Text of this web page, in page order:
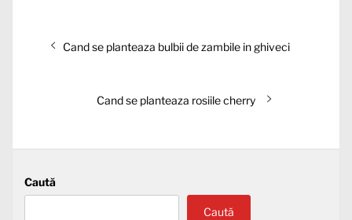
Articolul
Cand se planteaza bulbii de zambile in ghiveci
Articolul
Cand se planteaza rosiile cherry
Caută
Caută